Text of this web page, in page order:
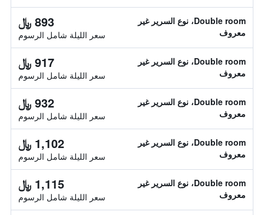
Double room، نوع السرير غير
معروف
893 ﷼
سعر الليلة شامل الرسوم
Double room، نوع السرير غير
معروف
917 ﷼
سعر الليلة شامل الرسوم
Double room، نوع السرير غير
معروف
932 ﷼
سعر الليلة شامل الرسوم
Double room، نوع السرير غير
معروف
1,102 ﷼
سعر الليلة شامل الرسوم
Double room، نوع السرير غير
معروف
1,115 ﷼
سعر الليلة شامل الرسوم